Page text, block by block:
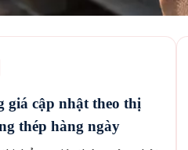
giá cập nhật theo thị
thép hàng ngày